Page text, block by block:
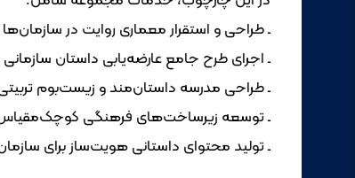
ـ طراحی و استقرار معماری روایت در سازمان‌ها
ـ اجرای طرح جامع عارضه‌یابی داستان سازمانی
ـ طراحی مدرسه داستان‌مند و زیست‌بوم
ـ توسعه زیرساخت‌های فرهنگی کوچک‌مقیاس
ـ تولید محتوای داستانی هویت‌ساز برای